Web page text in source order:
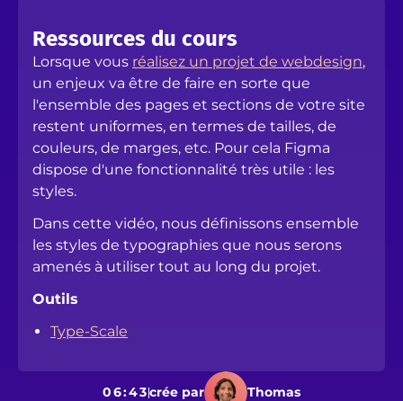
Ressources du cours
Lorsque vous réalisez un projet de webdesign,
un enjeux va être de faire en sorte que
l'ensemble des pages et sections de votre site
restent uniformes, en termes de tailles, de
couleurs, de marges, etc. Pour cela Figma
dispose d'une fonctionnalité très utile : les
styles.
Dans cette vidéo, nous définissons ensemble
les styles de typographies que nous serons
amenés à utiliser tout au long du projet.
Outils
Type-Scale
06:43crée par Thomas